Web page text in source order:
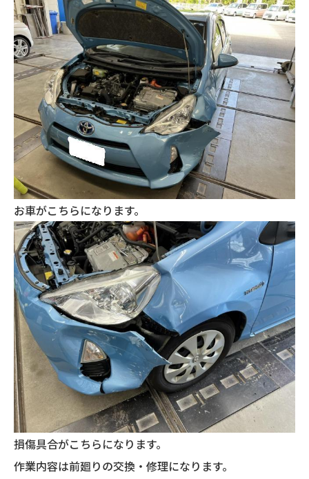
お車がこちらになります。
損傷具合がこちらになります。
作業内容は前廻りの交換・修理になります。